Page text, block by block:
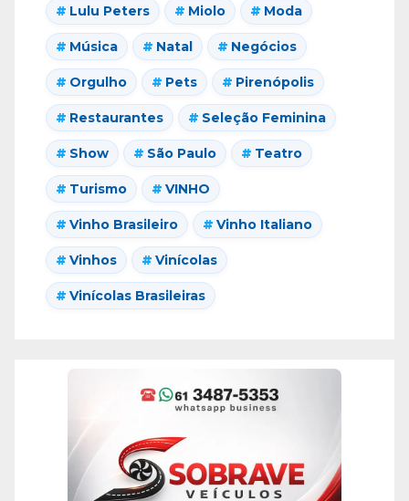
Lulu Peters Miolo Moda
Música Natal Negócios
Orgulho Pets Pirenópolis
Restaurantes Seleção Feminina
Show São Paulo Teatro
Turismo VINHO
Vinho Brasileiro Vinho Italiano
Vinhos Vinícolas
Vinícolas Brasileiras